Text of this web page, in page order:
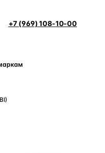
+7 (969) 108-10-00